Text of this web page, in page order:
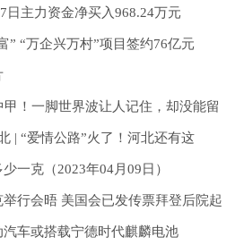
日主力资金净买入968.24万元
” “万企兴万村”项目签约76亿元
！一脚世界波让人记住，却没能留
| “爱情公路”火了！河北还有这
环球快消息
一克（2023年04月09日）
行会晤 美国会已发传票拜登后院起
车或搭载宁德时代麒麟电池